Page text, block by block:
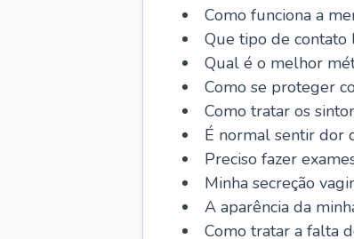
Como funciona a
Que tipo de contato
Qual é o melhor
Como se proteger
Como tratar os
É normal sentir dor
Preciso fazer
Minha secreção
A aparência da
Como tratar a falta